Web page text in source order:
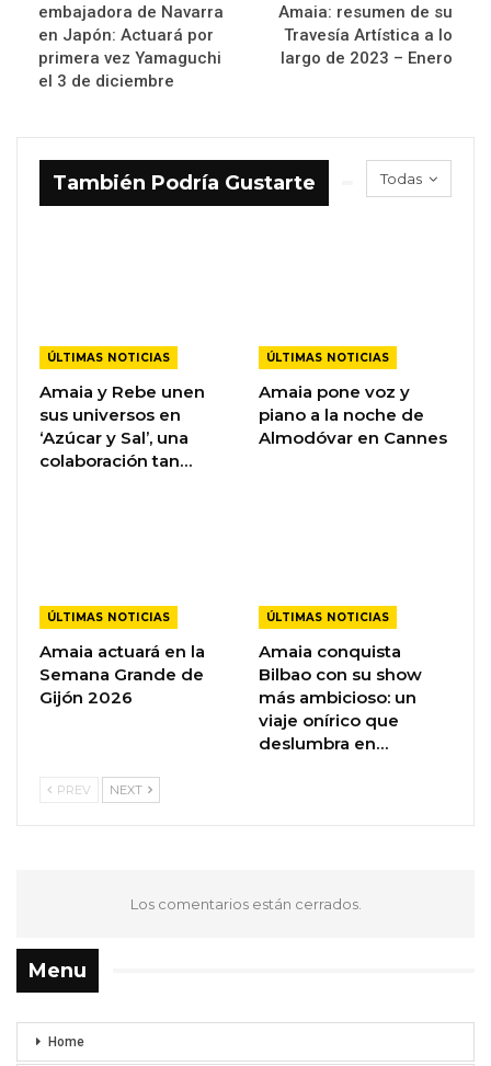
embajadora de Navarra
en Japón: Actuará por
primera vez Yamaguchi
el 3 de diciembre
Amaia: resumen de su
Travesía Artística a lo
largo de 2023 – Enero
Todas
También Podría Gustarte
ÚLTIMAS NOTICIAS
Amaia y Rebe unen
sus universos en
‘Azúcar y Sal’, una
colaboración tan…
ÚLTIMAS NOTICIAS
Amaia pone voz y
piano a la noche de
Almodóvar en Cannes
ÚLTIMAS NOTICIAS
Amaia actuará en la
Semana Grande de
Gijón 2026
ÚLTIMAS NOTICIAS
Amaia conquista
Bilbao con su show
más ambicioso: un
viaje onírico que
deslumbra en…
PREV NEXT
Los comentarios están cerrados.
Menu
Home